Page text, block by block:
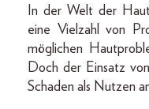
In der Welt der
eine Vielzahl von
möglichen
Doch der Einsatz
Schaden als Nutzen